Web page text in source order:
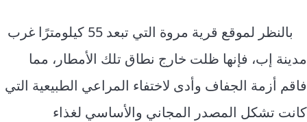
بالنظر لموقع قرية مروة التي تبعد 55 كيلومترًا غرب
مدينة إب، فإنها ظلت خارج نطاق تلك الأمطار، مما
فاقم أزمة الجفاف وأدى لاختفاء المراعي الطبيعية التي
كانت تشكل المصدر المجاني والأساسي لغذاء